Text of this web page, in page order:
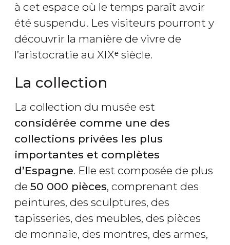
à cet espace où le temps paraît avoir
été suspendu. Les visiteurs pourront y
découvrir la manière de vivre de
l’aristocratie au XIXᵉ siècle.
La collection
La collection du musée est
considérée comme une des
collections privées les plus
importantes et complètes
d’Espagne. Elle est composée de plus
de 50 000 pièces, comprenant des
peintures, des sculptures, des
tapisseries, des meubles, des pièces
de monnaie, des montres, des armes,